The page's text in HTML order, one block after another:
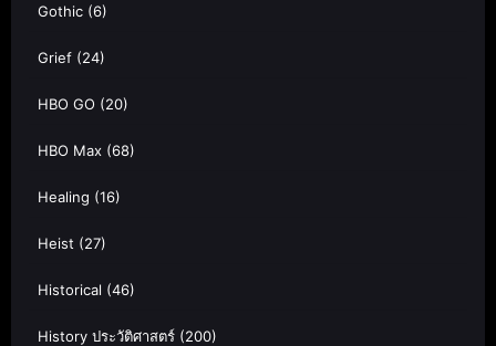
Gothic (6)
Grief (24)
HBO GO (20)
HBO Max (68)
Healing (16)
Heist (27)
Historical (46)
History ประวัติศาสตร์ (200)